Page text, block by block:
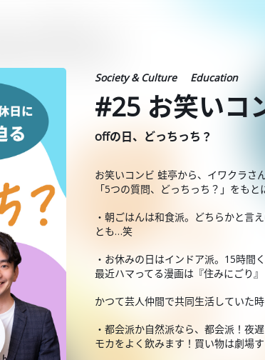
Society & Culture Education
#25 お笑いコ
offの日、どっちっち？
お笑いコンビ 蛙亭から、イワクラさ
「5つの質問、どっちっち？」をも
・朝ごはんは和食派。どちらかと言
とも…笑
・お休みの日はインドア派。15時間
最近ハマってる漫画は『住みにごり』
かつて芸人仲間で共同生活していた
・都会派か自然派なら、都会派！夜
モカをよく飲みます！買い物は劇場